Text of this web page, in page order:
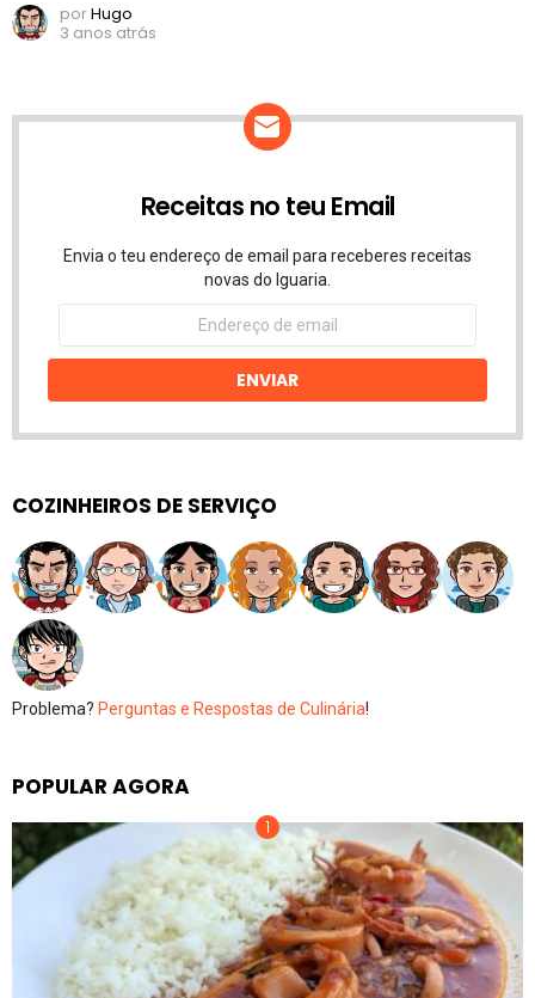
porHugo
3 anos atrás
Receitas no teu Email
Envia o teu endereço de email para receberes receitas
novas do Iguaria.
Endereço
email
ENVIAR
COZINHEIROS DE SERVIÇO
Problema? Perguntas e Respostas de Culinária!
POPULAR AGORA